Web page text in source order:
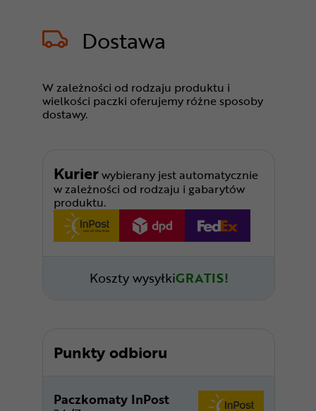
Dostawa
W zależności od rodzaju produktu i
wielkości paczki oferujemy różne sposoby
dostawy.
Kurierwybierany jest automatycznie
w zależności od rodzaju i gabarytów
produktu.
Koszty wysyłkiGRATIS!
Punkty odbioru
Paczkomaty InPost